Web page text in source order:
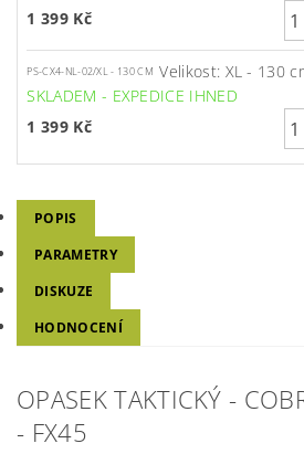
1 399 Kč
PS-CX4-NL-02/XL - 130 CM Velikost: XL - 130
SKLADEM - EXPEDICE IHNED
1 399 Kč
POPIS
PARAMETRY
DISKUZE
HODNOCENÍ
OPASEK TAKTICKÝ -
- FX45